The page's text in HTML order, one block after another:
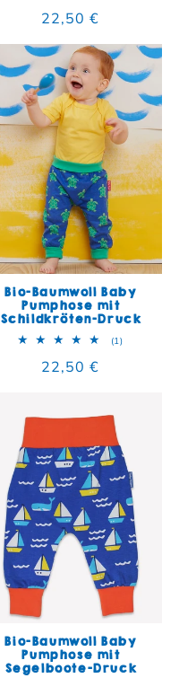
Normaler Preis
22,50 €
Bio-Baumwoll Baby
Pumphose mit
Schildkröten-Druck
(1)1
Normaler Preis
22,50 €
Bio-Baumwoll Baby
Pumphose mit
Segelboote-Druck